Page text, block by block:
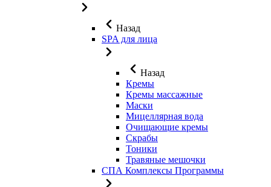
Назад
SPA для лица
Назад
Кремы
Кремы массажные
Маски
Мицеллярная вода
Очищающие кремы
Скрабы
Тоники
Травяные мешочки
СПА Комплексы Программы